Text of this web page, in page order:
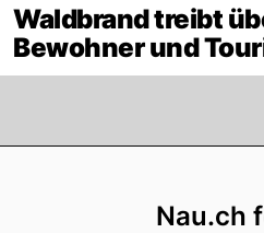
Waldbrand treibt
Bewohner und
Nau.ch